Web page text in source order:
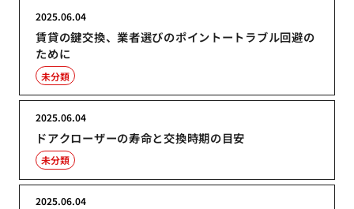
賃貸の鍵交換、業者選びのポイントートラブル回避の
ために
2025.06.04
未分類
ドアクローザーの寿命と交換時期の目安
2025.06.04
未分類
2025.06.04